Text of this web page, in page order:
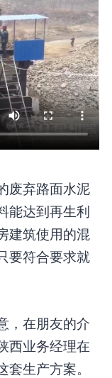
废弃路面水泥
能达到再生利
建筑使用的混
要符合要求就
，在朋友的介
西业务经理在
生产方案。